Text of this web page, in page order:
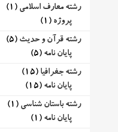
رشته معارف اسلامی (1)
پروژه (1)
رشته قرآن و حدیث (5)
پایان نامه (5)
رشته جغرافیا (15)
پایان نامه (15)
رشته باستان شناسی (1)
پایان نامه (1)